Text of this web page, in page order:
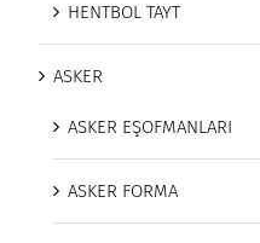
HENTBOL TAYT
ASKER
ASKER EŞOFMANLARI
ASKER FORMA